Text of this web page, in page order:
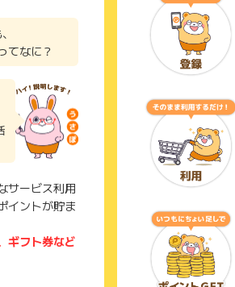
てなに？
サービス利用
イントが貯ま
ギフト券など